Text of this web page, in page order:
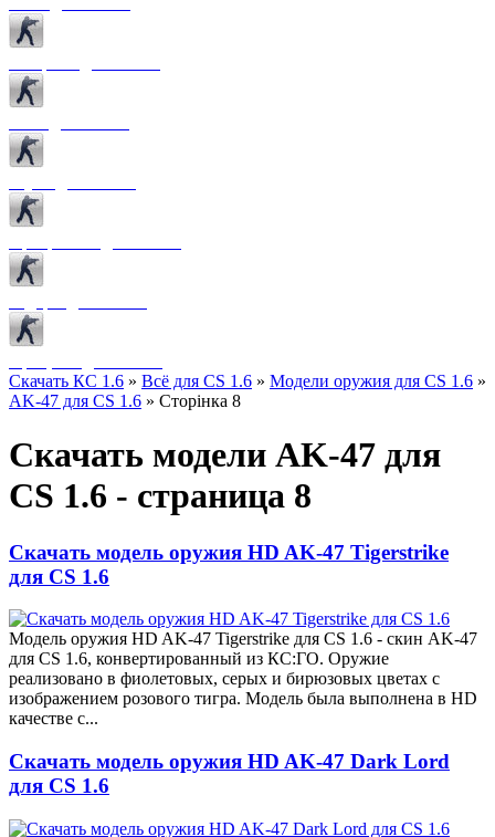
Скачать КС 1.6 » Всё для CS 1.6 » Модели оружия для CS 1.6 »
AK-47 для CS 1.6 » Сторінка 8
Скачать модели AK-47 для
CS 1.6 - страница 8
Скачать модель оружия HD AK-47 Tigerstrike
для CS 1.6
Модель оружия HD AK-47 Tigerstrike для CS 1.6 - скин AK-47
для CS 1.6, конвертированный из КС:ГО. Оружие
реализовано в фиолетовых, серых и бирюзовых цветах с
изображением розового тигра. Модель была выполнена в HD
качестве с...
Скачать модель оружия HD AK-47 Dark Lord
для CS 1.6